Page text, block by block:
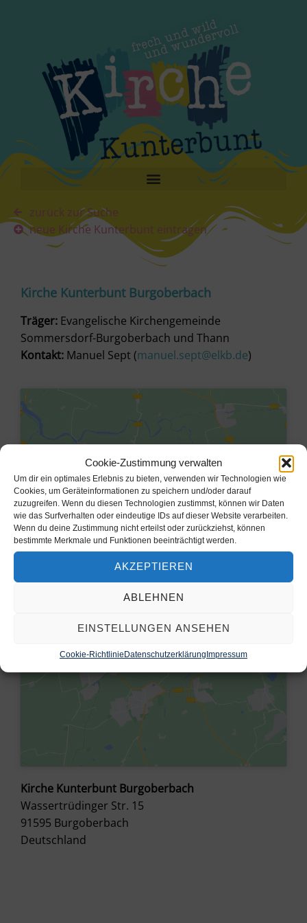
Cookie-Zustimmung verwalten
Um dir ein optimales Erlebnis zu bieten, verwenden wir Technologien wie
Cookies, um Geräteinformationen zu speichern und/oder darauf
zuzugreifen. Wenn du diesen Technologien zustimmst, können wir Daten
wie das Surfverhalten oder eindeutige IDs auf dieser Website verarbeiten.
Wenn du deine Zustimmung nicht erteilst oder zurückziehst, können
bestimmte Merkmale und Funktionen beeinträchtigt werden.
AKZEPTIEREN
ABLEHNEN
EINSTELLUNGEN ANSEHEN
Cookie-RichtlinieDatenschutzerklärungImpressum
zurück zur Suche
neue Kirche Kunterbunt eintragen
Kirche Kunterbunt Burgoberbach
Träger: Evangelische Kirchengemeinde
Sommersdorf-Burgoberbach und Thann
Kontakt: Manuel Sept (manuel.sept@elkb.de)
Klicke hier, um Marketing-Cookies
aktivieren
Kirche Kunterbunt Burgoberbach
Wassertrüdinger Str. 15
91595 Burgoberbach
Deutschland